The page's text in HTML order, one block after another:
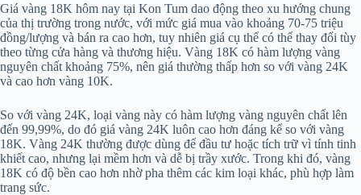
Giá vàng 18K hôm nay tại Kon Tum dao động theo xu hướng chung
của thị trường trong nước, với mức giá mua vào khoảng 70-75 triệu
đồng/lượng và bán ra cao hơn, tuy nhiên giá cụ thể có thể thay đổi tùy
theo từng cửa hàng và thương hiệu. Vàng 18K có hàm lượng vàng
nguyên chất khoảng 75%, nên giá thường thấp hơn so với vàng 24K
và cao hơn vàng 10K.
So với vàng 24K, loại vàng này có hàm lượng vàng nguyên chất lên
đến 99,99%, do đó giá vàng 24K luôn cao hơn đáng kể so với vàng
18K. Vàng 24K thường được dùng để đầu tư hoặc tích trữ vì tính tinh
khiết cao, nhưng lại mềm hơn và dễ bị trầy xước. Trong khi đó, vàng
18K có độ bền cao hơn nhờ pha thêm các kim loại khác, phù hợp làm
trang sức.